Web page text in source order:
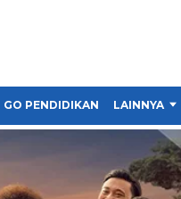
GO PENDIDIKAN LAINNYA